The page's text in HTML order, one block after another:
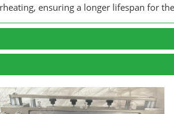
, ensuring a longer lifespan for
protective shield keeps dust out